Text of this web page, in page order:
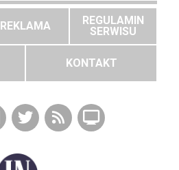
REKLAMA
REGULAMIN
SERWISU
KONTAKT